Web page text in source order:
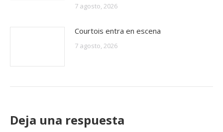
7 agosto, 2026
Courtois entra en escena
7 agosto, 2026
Deja una respuesta